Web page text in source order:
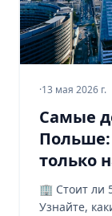
·13 мая 2026 г.
Самые
Польше:
только
🏢 Стоит ли
Узнайте,